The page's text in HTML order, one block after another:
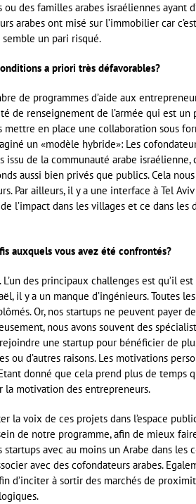
ou des familles arabes israéliennes ayant
arabes ont misé sur l’immobilier car
un pari risqué.
a priori très défavorables?
de programmes d’aide aux
de renseignement de l’armée qui est un
mettre en place une collaboration sous
un «modèle hybride»: Les
issu de la communauté arabe
aussi bien privés que publics. Cela
Par ailleurs, il y a une interface à Tel
l’impact dans les villages et ce dans
auxquels vous avez été confrontés?
des principaux challenges est qu’il
il y a un manque d’ingénieurs. Toutes
Or, nos startups ne peuvent payer
nous avons souvent des
une startup pour bénéficier de
ou d’autres raisons. Les motivations
donné que cela prend plus de temps
la motivation des entrepreneurs.
la voix de ces projets dans l’espace
de notre programme, afin de mieux
avec au moins un Arabe dans
avec des cofondateurs arabes.
d’inciter à sortir des marchés de